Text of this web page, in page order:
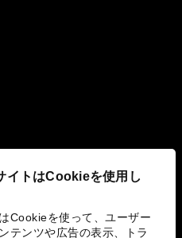
イトはCookieを使用し
Cookieを使って、ユーザー
テンツや広告の表示、トラ